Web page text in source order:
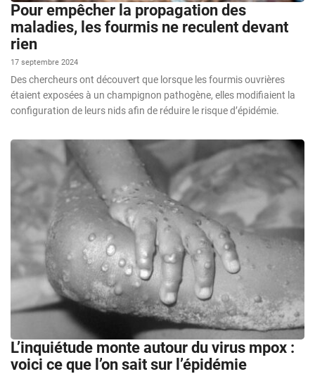
Pour empêcher la propagation des
maladies, les fourmis ne reculent devant
rien
17 septembre 2024
Des chercheurs ont découvert que lorsque les fourmis ouvrières
étaient exposées à un champignon pathogène, elles modifiaient la
configuration de leurs nids afin de réduire le risque d’épidémie.
L’inquiétude monte autour du virus mpox :
voici ce que l’on sait sur l’épidémie